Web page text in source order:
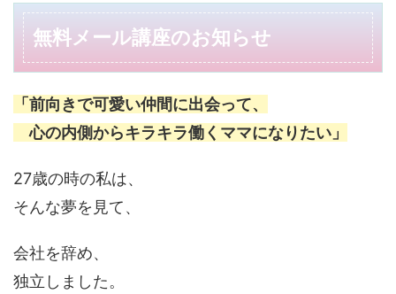
無料メール講座のお知らせ
「前向きで可愛い仲間に出会って、
心の内側からキラキラ働くママになりたい」
27歳の時の私は、
そんな夢を見て、
会社を辞め、
独立しました。